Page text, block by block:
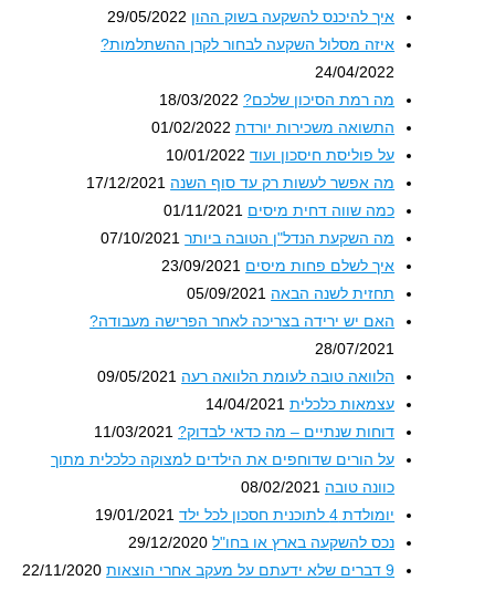
איך להיכנס להשקעה בשוק ההון 29/05/2022
איזה מסלול השקעה לבחור לקרן ההשתלמות?
24/04/2022
מה רמת הסיכון שלכם? 18/03/2022
התשואה משכירות יורדת 01/02/2022
על פוליסת חיסכון ועוד 10/01/2022
מה אפשר לעשות רק עד סוף השנה 17/12/2021
כמה שווה דחית מיסים 01/11/2021
מה השקעת הנדל"ן הטובה ביותר 07/10/2021
איך לשלם פחות מיסים 23/09/2021
תחזית לשנה הבאה 05/09/2021
האם יש ירידה בצריכה לאחר הפרישה מעבודה?
28/07/2021
הלוואה טובה לעומת הלוואה רעה 09/05/2021
עצמאות כלכלית 14/04/2021
דוחות שנתיים – מה כדאי לבדוק? 11/03/2021
על הורים שדוחפים את הילדים למצוקה כלכלית מתוך
08/02/2021
יומולדת 4 לתוכנית חסכון לכל ילד
19/01/2021
נכס להשקעה בארץ או בחו"ל 29/12/2020
22/11/2020